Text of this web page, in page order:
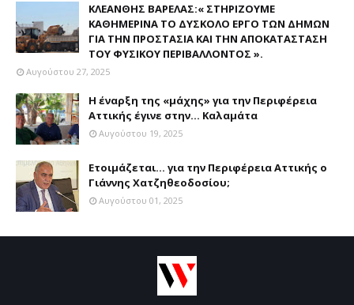
ΚΛΕΑΝΘΗΣ ΒΑΡΕΛΑΣ:« ΣΤΗΡΙΖΟΥΜΕ
ΚΑΘΗΜΕΡΙΝΑ ΤΟ ΔΥΣΚΟΛΟ ΕΡΓΟ ΤΩΝ ΔΗΜΩΝ
ΓΙΑ ΤΗΝ ΠΡΟΣΤΑΣΙΑ ΚΑΙ ΤΗΝ ΑΠΟΚΑΤΑΣΤΑΣΗ
ΤΟΥ ΦΥΣΙΚΟΥ ΠΕΡΙΒΑΛΛΟΝΤΟΣ ».
Αυγούστου 27, 2025
Η έναρξη της «μάχης» για την Περιφέρεια
Αττικής έγινε στην... Καλαμάτα
Αυγούστου 19, 2025
Ετοιμάζεται... για την Περιφέρεια Αττικής ο
Γιάννης Χατζηθεοδοσίου;
Αυγούστου 01, 2025